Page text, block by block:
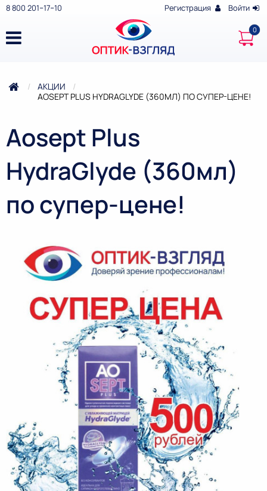
8 800 201‒17‒10 Регистрация Войти
АКЦИИ
ТЕКУЩАЯ:
AOSEPT PLUS HYDRAGLYDE (360МЛ) ПО СУПЕР-ЦЕНЕ!
Aosept Plus
HydraGlyde (360мл)
по супер-цене!